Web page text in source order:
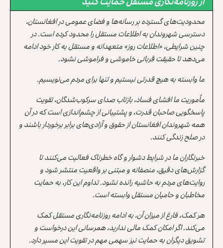
محدودیت‌های گسترده بر رسانه‌ها و فضای عمومی در افغانستان،
دسترسی شهروندان به اطلاعات مستقل را محدود کرده است. در
چنین شرایطی، «اطلاعات روز» متعهدانه و مستقل به کار خود ادامه
می‌دهد تا حقیقت قربانی خاموشی و فراموشی نشود.
ما وابسته به هیچ قدرتی نیستیم و تنها برای مردم می‌نویسیم.
مأموریت ما افشای فساد، بازتاب صدای سرکوب‌شدگان، تقویت
پاسخگویی صاحبان قدرت، و پشتیبانی از چشم‌اندازی است که در آن
همه شهروندان افغانستان از حقوق و آزادی‌های برابر برخوردار باشند و
در صلح زندگی کنند.
خبرنگاران ما در شرایط دشوار و گاه خطرناک فعالیت می‌کنند تا
گزارش‌های دقیق، منصفانه و مبتنی بر واقعیت منتشر شود و
روایت‌های مردم به حاشیه رانده نشود. تداوم این کار، به حمایت
مخاطبان و حامیان مستقل وابسته است.
هر کمک، فارغ از میزان آن، به ادامه روزنامه‌نگاری مستقل کمک
می‌کند. اگر امکان کمک مالی ندارید، همرسانی این درخواست و
تشویق دیگران به حمایت نیز سهمی مهم در تقویت این مسیر دارد.